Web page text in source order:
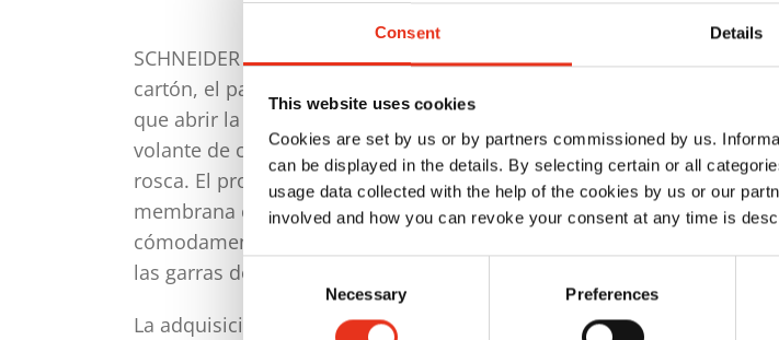
Consent Details
This website uses cookies
Cookies are set by us or by partners commissioned by us.
can be displayed in the details. By selecting certain or all
usage data collected with the help of the cookies by us or our
involved and how you can revoke your consent at any time is
Consent
Necessary Preferences
SCHNEIDER Elektronik GmbH reduce considerablemente el volumen
cartón, el papel, las láminas y los envases. Para llenar las prensas,
que abrir la mitad superior de la puerta hacia la derecha o hacia
volante de cierre permite abrir y cerrar con rapidez gracias al sistema
rosca. El proceso de prensado comienza automáticamente. El
membrana con pantalla para texto con capacidad gráfica permite
cómodamente las prensas. Para reducir la cantidad de procesos de
las garras de retención especiales optimizan la compactación del
La adquisición y la primera puesta en marcha de las nuevas prensas